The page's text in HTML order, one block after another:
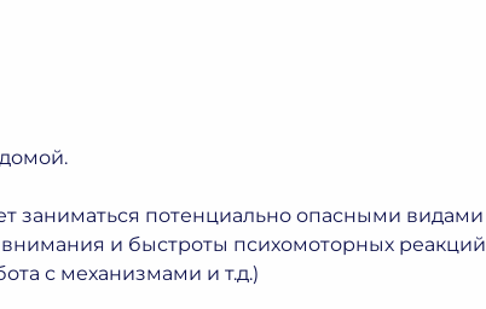
заниматься потенциально опасными видами
и быстроты психомоторных реакций
с механизмами и т.д.)